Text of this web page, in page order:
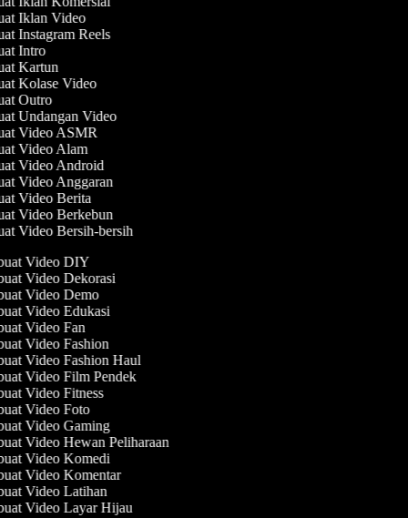
Iklan Video
Instagram Reels
Intro
Kartun
Kolase Video
Outro
Undangan Video
Video ASMR
Video Alam
Video Android
Video Anggaran
Video Berita
Video Berkebun
Video Bersih-bersih
Video DIY
Video Dekorasi
Video Demo
Video Edukasi
Video Fan
Video Fashion
Video Fashion Haul
Video Film Pendek
Video Fitness
Video Foto
Video Gaming
Video Hewan Peliharaan
Video Komedi
Video Komentar
Video Latihan
Video Layar Hijau